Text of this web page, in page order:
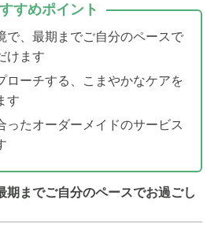
すめポイント
で、最期までご自分のペースで
けます
ローチする、こまやかなケアを
す
ったオーダーメイドのサービス
期までご自分のペースでお過ごし